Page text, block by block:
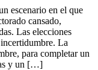
escenario en el que
cansado,
Las elecciones
La
para completar un
y un […]